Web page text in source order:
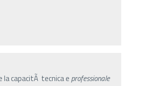
la capacitÃ tecnica eprofessionale